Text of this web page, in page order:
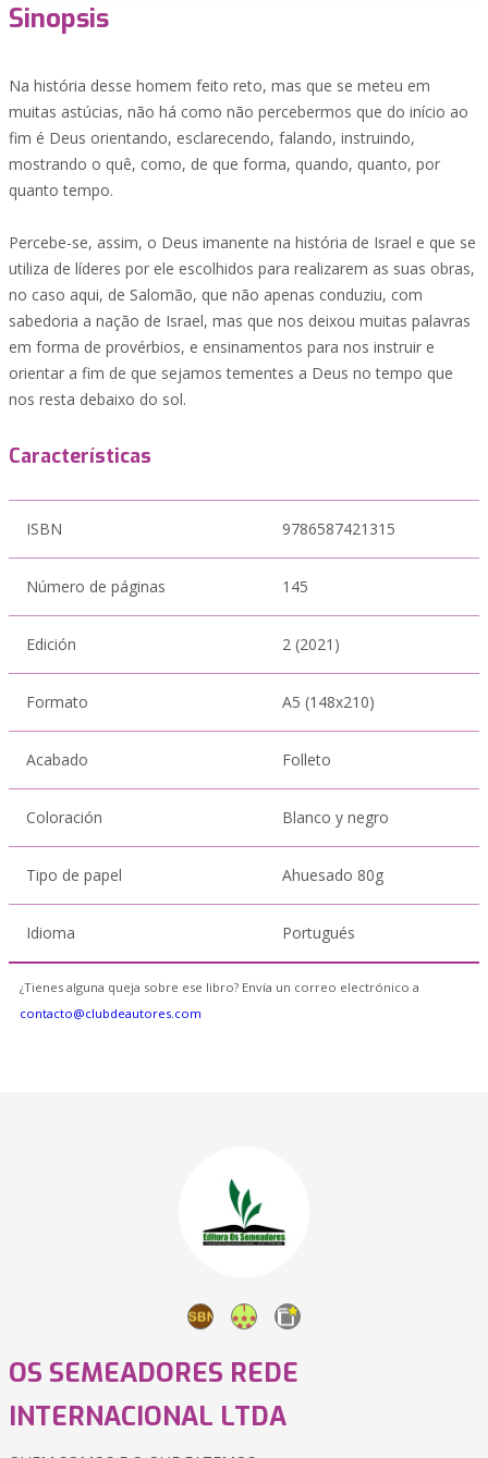
Sinopsis
Na história desse homem feito reto, mas que se meteu em
muitas astúcias, não há como não percebermos que do início ao
fim é Deus orientando, esclarecendo, falando, instruindo,
mostrando o quê, como, de que forma, quando, quanto, por
quanto tempo.
Percebe-se, assim, o Deus imanente na história de Israel e que se
utiliza de líderes por ele escolhidos para realizarem as suas obras,
no caso aqui, de Salomão, que não apenas conduziu, com
sabedoria a nação de Israel, mas que nos deixou muitas palavras
em forma de provérbios, e ensinamentos para nos instruir e
orientar a fim de que sejamos tementes a Deus no tempo que
nos resta debaixo do sol.
Características
ISBN 9786587421315
Número de páginas 145
Edición 2 (2021)
Formato A5 (148x210)
Acabado Folleto
Coloración Blanco y negro
Tipo de papel Ahuesado 80g
Idioma Portugués
¿Tienes alguna queja sobre ese libro? Envía un correo electrónico a
contacto@clubdeautores.com
OS SEMEADORES REDE
INTERNACIONAL LTDA